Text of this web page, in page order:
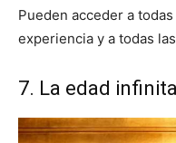
Pueden acceder a
experiencia y a todas
7. La edad